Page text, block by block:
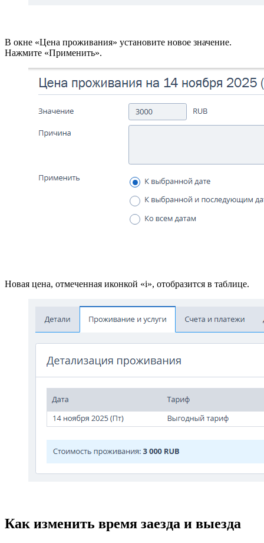
В окне «Цена проживания» установите новое значение.
Нажмите «Применить».
Новая цена, отмеченная иконкой «i», отобразится в таблице.
Как изменить время заезда и выезда